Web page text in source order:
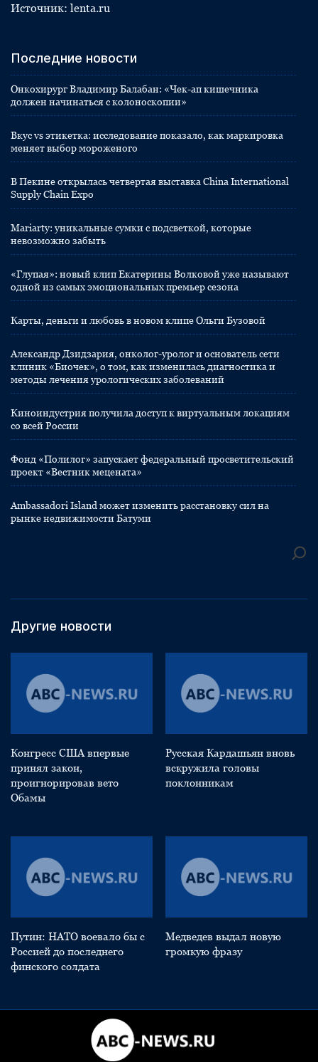
Источник: lenta.ru
Последние новости
Онкохирург Владимир Балабан: «Чек-ап кишечника
должен начинаться с колоноскопии»
Вкус vs этикетка: исследование показало, как маркировка
меняет выбор мороженого
В Пекине открылась четвертая выставка China International
Supply Chain Expo
Mariarty: уникальные сумки с подсветкой, которые
невозможно забыть
«Глупая»: новый клип Екатерины Волковой уже называют
одной из самых эмоциональных премьер сезона
Карты, деньги и любовь в новом клипе Ольги Бузовой
Александр Дзидзария, онколог-уролог и основатель сети
клиник «Биочек», о том, как изменилась диагностика и
методы лечения урологических заболеваний
Киноиндустрия получила доступ к виртуальным локациям
со всей России
Фонд «Полилог» запускает федеральный просветительский
проект «Вестник мецената»
Ambassadori Island может изменить расстановку сил на
рынке недвижимости Батуми
Другие новости
Конгресс США впервые
принял закон,
проигнорировав вето
Обамы
Русская Кардашьян вновь
вскружила головы
поклонникам
Путин: НАТО воевало бы с
Россией до последнего
финского солдата
Медведев выдал новую
громкую фразу